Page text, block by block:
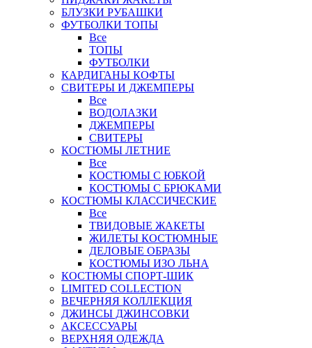
БЛУЗКИ РУБАШКИ
ФУТБОЛКИ ТОПЫ
Все
ТОПЫ
ФУТБОЛКИ
КАРДИГАНЫ КОФТЫ
СВИТЕРЫ И ДЖЕМПЕРЫ
Все
ВОДОЛАЗКИ
ДЖЕМПЕРЫ
СВИТЕРЫ
КОСТЮМЫ ЛЕТНИЕ
Все
КОСТЮМЫ С ЮБКОЙ
КОСТЮМЫ С БРЮКАМИ
КОСТЮМЫ КЛАССИЧЕСКИЕ
Все
ТВИДОВЫЕ ЖАКЕТЫ
ЖИЛЕТЫ КОСТЮМНЫЕ
ДЕЛОВЫЕ ОБРАЗЫ
КОСТЮМЫ ИЗО ЛЬНА
КОСТЮМЫ СПОРТ-ШИК
LIMITED COLLECTION
ВЕЧЕРНЯЯ КОЛЛЕКЦИЯ
ДЖИНСЫ ДЖИНСОВКИ
АКСЕССУАРЫ
ВЕРХНЯЯ ОДЕЖДА